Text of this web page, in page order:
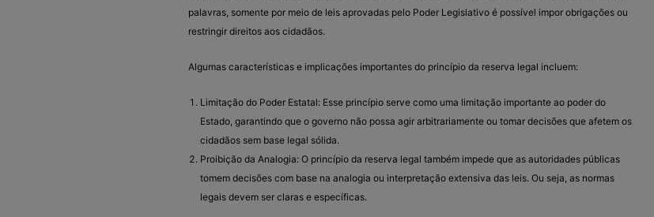
palavras, somente por meio de leis aprovadas pelo Poder Legislativo é possível impor obrigações ou
restringir direitos aos cidadãos.
Algumas características e implicações importantes do princípio da reserva legal incluem:
Limitação do Poder Estatal: Esse princípio serve como uma limitação importante ao poder do
Estado, garantindo que o governo não possa agir arbitrariamente ou tomar decisões que afetem os
cidadãos sem base legal sólida.
Proibição da Analogia: O princípio da reserva legal também impede que as autoridades públicas
tomem decisões com base na analogia ou interpretação extensiva das leis. Ou seja, as normas
legais devem ser claras e específicas.